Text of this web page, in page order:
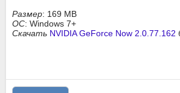
Размер: 169 MB
ОС: Windows 7+
Скачать NVIDIA GeForce Now 2.0.77.162